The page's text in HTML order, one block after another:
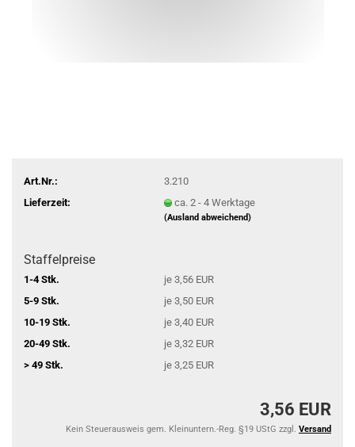
Art.Nr.:
3.210
Lieferzeit:
ca. 2 - 4 Werktage
(Ausland abweichend)
Staffelpreise
1-4 Stk.
je 3,56 EUR
5-9 Stk.
je 3,50 EUR
10-19 Stk.
je 3,40 EUR
20-49 Stk.
je 3,32 EUR
> 49 Stk.
je 3,25 EUR
3,56 EUR
Kein Steuerausweis gem. Kleinuntern.-Reg. §19 UStG zzgl. Versand